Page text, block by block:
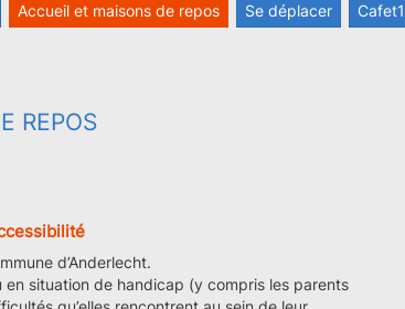
Accueil et maisons de repos Se déplacer
REPOS
d’Anderlecht.
situation de handicap (y compris les parents